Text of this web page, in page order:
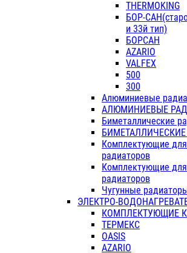
THERMOKING
БОР-
и 33й тип)
БОРСАН
AZARIO
VALFEX
500
300
Алюминиевые
АЛЮМИНИЕВЫЕ
Биметаллические
Комплектующие
радиаторов
Комплектующие
радиаторов
Чугунные
ЭЛЕКТРО-
КОМПЛЕКТУЮЩИЕ
ТЕРМЕКС
OASIS
AZARIO